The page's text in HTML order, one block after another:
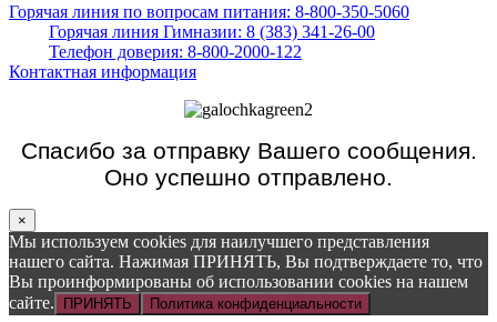
Горячая линия по вопросам питания: 8-800-350-5060
Горячая линия Гимназии: 8 (383) 341-26-00
Телефон доверия: 8-800-2000-122
Контактная информация
Спасибо за отправку Вашего сообщения.
Оно успешно отправлено.
×
Мы используем cookies для наилучшего представления
нашего сайта. Нажимая ПРИНЯТЬ, Вы подтверждаете то, что
Вы проинформированы об использовании cookies на нашем
сайте.
ПРИНЯТЬ Политика конфиденциальности